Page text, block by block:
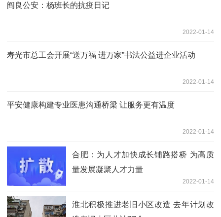
阎良公安：杨班长的抗疫日记
2022-01-14
寿光市总工会开展“送万福 进万家”书法公益进企业活动
2022-01-14
平安健康构建专业医患沟通桥梁 让服务更有温度
2022-01-14
合肥：为人才加快成长铺路搭桥 为高质
量发展凝聚人才力量
2022-01-14
淮北积极推进老旧小区改造 去年计划改